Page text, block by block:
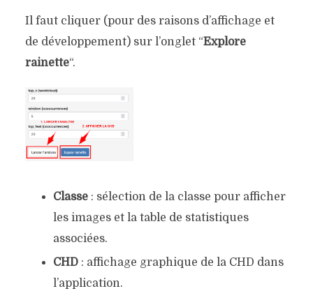
Il faut cliquer (pour des raisons d’affichage et
de développement) sur l’onglet “Explore
rainette“.
Classe: sélection de la classe pour afficher
les images et la table de statistiques
associées.
CHD: affichage graphique de la CHD dans
l’application.